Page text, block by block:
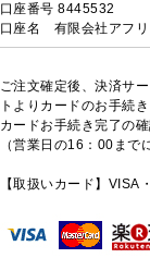
口座番号 8445532
口座名 有限会社アフ
ご注文確定後、決済サ
トよりカードのお手続
カードお手続き完了の
（営業日の16：00ま
【取扱いカード】